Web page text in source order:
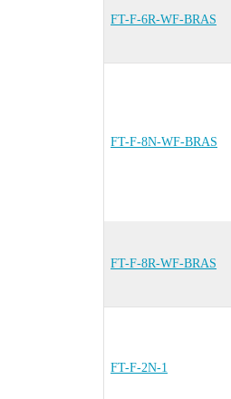
FT-F-6R-WF-BRAS
FT-F-8N-WF-BRAS
FT-F-8R-WF-BRAS
FT-F-2N-1